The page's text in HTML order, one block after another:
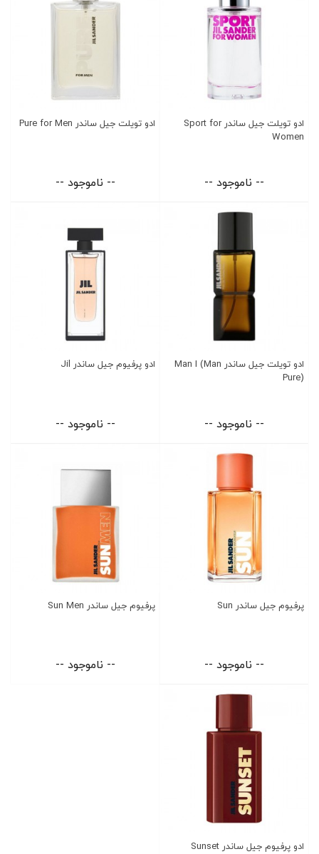
ادو تویلت جیل ساندر Sport for
Women
-- ناموجود --
ادو تویلت جیل ساندر Pure for Men
-- ناموجود --
ادو تویلت جیل ساندر Man I (Man
Pure)
-- ناموجود --
ادو پرفیوم جیل ساندر Jil
-- ناموجود --
پرفیوم جیل ساندر Sun
-- ناموجود --
پرفیوم جیل ساندر Sun Men
-- ناموجود --
ادو پرفیوم جیل ساندر Sunset